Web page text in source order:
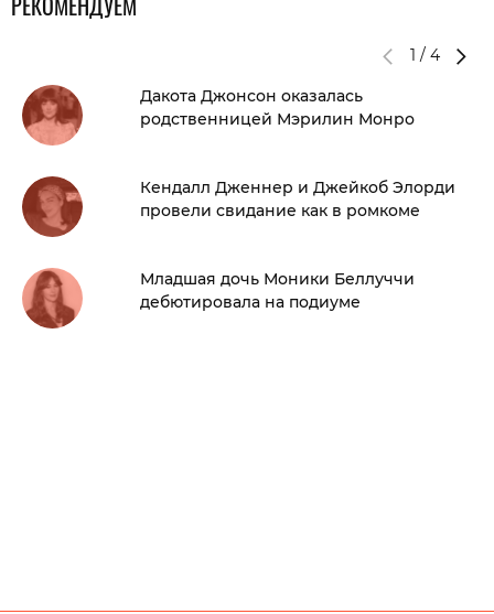
1 / 4
Дакота Джонсон оказалась
родственницей Мэрилин Монро
Кендалл Дженнер и Джейкоб Элорди
провели свидание как в ромкоме
Младшая дочь Моники Беллуччи
дебютировала на подиуме